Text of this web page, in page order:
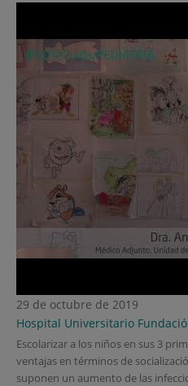
29 de octubre de 2019
Hospital Universitario
Escolarizar a los niños en sus 3
ventajas en términos de
suponen un aumento de las